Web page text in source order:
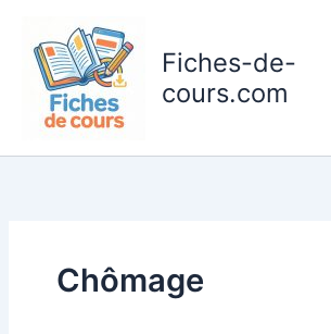
contenu
Fiches-de-
cours.com
Chômage